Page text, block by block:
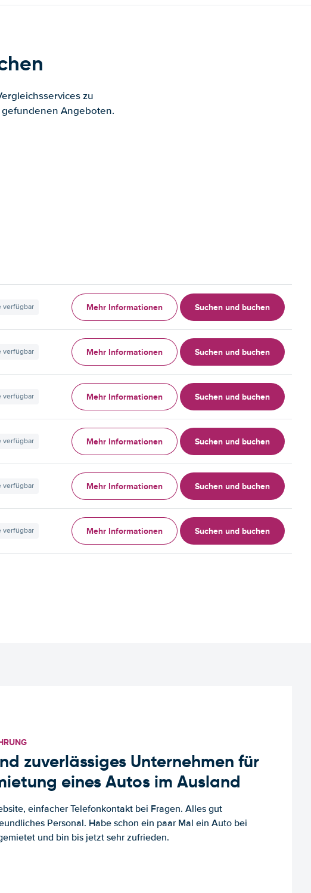
zu
Angeboten.
verfügbar Mehr Informationen Suchen und buchen
verfügbar Mehr Informationen Suchen und buchen
verfügbar Mehr Informationen Suchen und buchen
verfügbar Mehr Informationen Suchen und buchen
verfügbar Mehr Informationen Suchen und buchen
verfügbar Mehr Informationen Suchen und buchen
zuverlässiges Unternehmen für
eines Autos im Ausland
einfacher Telefonkontakt bei Fragen. Alles gut
Personal. Habe schon ein paar Mal ein Auto bei
und bin bis jetzt sehr zufrieden.